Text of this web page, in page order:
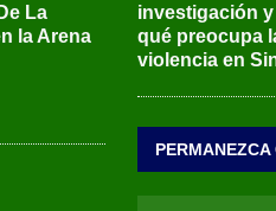
La
la Arena
investigación
qué preocupa
violencia en
PERMANEZCA